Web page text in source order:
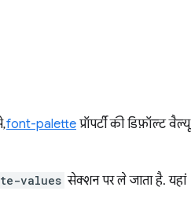
font-palette प्रॉपर्टी की डिफ़ॉल्ट वैल्यू
values सेक्शन पर ले जाता है. यहां